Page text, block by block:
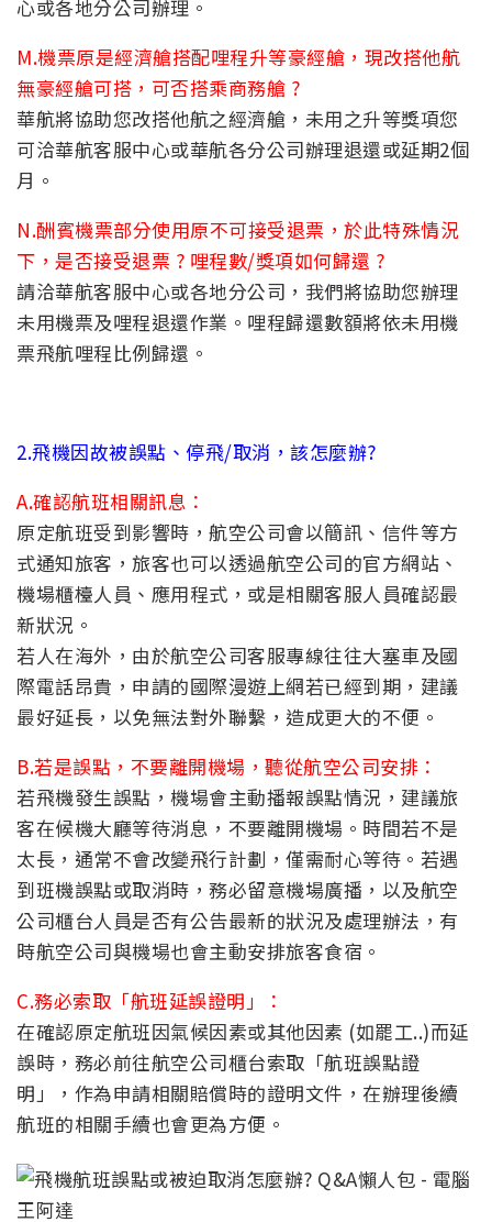
心或各地分公司辦理。
M.機票原是經濟艙搭配哩程升等豪經艙，現改搭他航
無豪經艙可搭，可否搭乘商務艙 ?
華航將協助您改搭他航之經濟艙，未用之升等獎項您
可洽華航客服中心或華航各分公司辦理退還或延期2個
月。
N.酬賓機票部分使用原不可接受退票，於此特殊情況
下，是否接受退票 ? 哩程數/獎項如何歸還 ?
請洽華航客服中心或各地分公司，我們將協助您辦理
未用機票及哩程退還作業。哩程歸還數額將依未用機
票飛航哩程比例歸還。
2.飛機因故被誤點、停飛/取消，該怎麼辦?
A.確認航班相關訊息：
原定航班受到影響時，航空公司會以簡訊、信件等方
式通知旅客，旅客也可以透過航空公司的官方網站、
機場櫃檯人員、應用程式，或是相關客服人員確認最
新狀況。
若人在海外，由於航空公司客服專線往往大塞車及國
際電話昂貴，申請的國際漫遊上網若已經到期，建議
最好延長，以免無法對外聯繫，造成更大的不便。
B.若是誤點，不要離開機場，聽從航空公司安排：
若飛機發生誤點，機場會主動播報誤點情況，建議旅
客在候機大廳等待消息，不要離開機場。時間若不是
太長，通常不會改變飛行計劃，僅需耐心等待。若遇
到班機誤點或取消時，務必留意機場廣播，以及航空
公司櫃台人員是否有公告最新的狀況及處理辦法，有
時航空公司與機場也會主動安排旅客食宿。
C.務必索取「航班延誤證明」：
在確認原定航班因氣候因素或其他因素 (如罷工..)而延
誤時，務必前往航空公司櫃台索取「航班誤點證
明」，作為申請相關賠償時的證明文件，在辦理後續
航班的相關手續也會更為方便。